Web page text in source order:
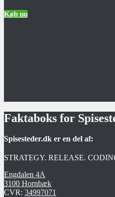
Køb nu
Faktaboks for
Spisesteder.dk er en del af:
STRATEGY. RELEASE.
Engdalen 4A
3100 Hornbæk
CVR: 34997071